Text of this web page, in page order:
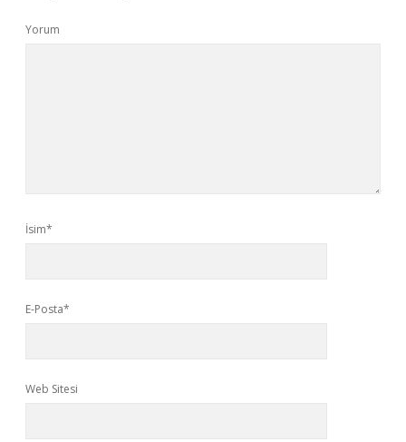
Yorum
İsim*
E-Posta*
Web Sitesi